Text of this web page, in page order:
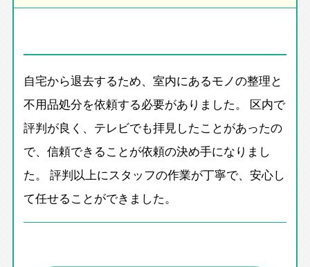
自宅から退去するため、室内にあるモノの整理と
不用品処分を依頼する必要がありました。 区内で
評判が良く、テレビでも拝見したことがあったの
で、信頼できることが依頼の決め手になりまし
た。 評判以上にスタッフの作業が丁寧で、安心し
て任せることができました。